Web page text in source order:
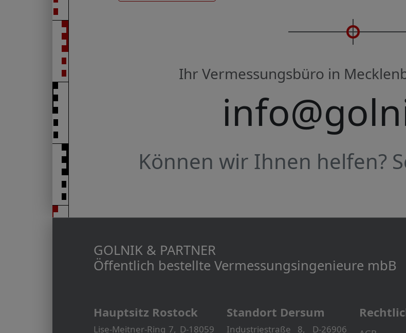
Ihr Vermessungsbüro in
Können wir Ihnen helfen?
GOLNIK & PARTNER
Öffentlich bestellte Vermessungs­­ingenieure mbB
Hauptsitz Rostock
Lise-Meitner-Ring 7, D-18059
Standort Dersum
Industriestraße 8, D-26906